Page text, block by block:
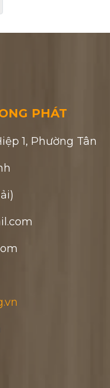
PHÁT
1, Phường Tân